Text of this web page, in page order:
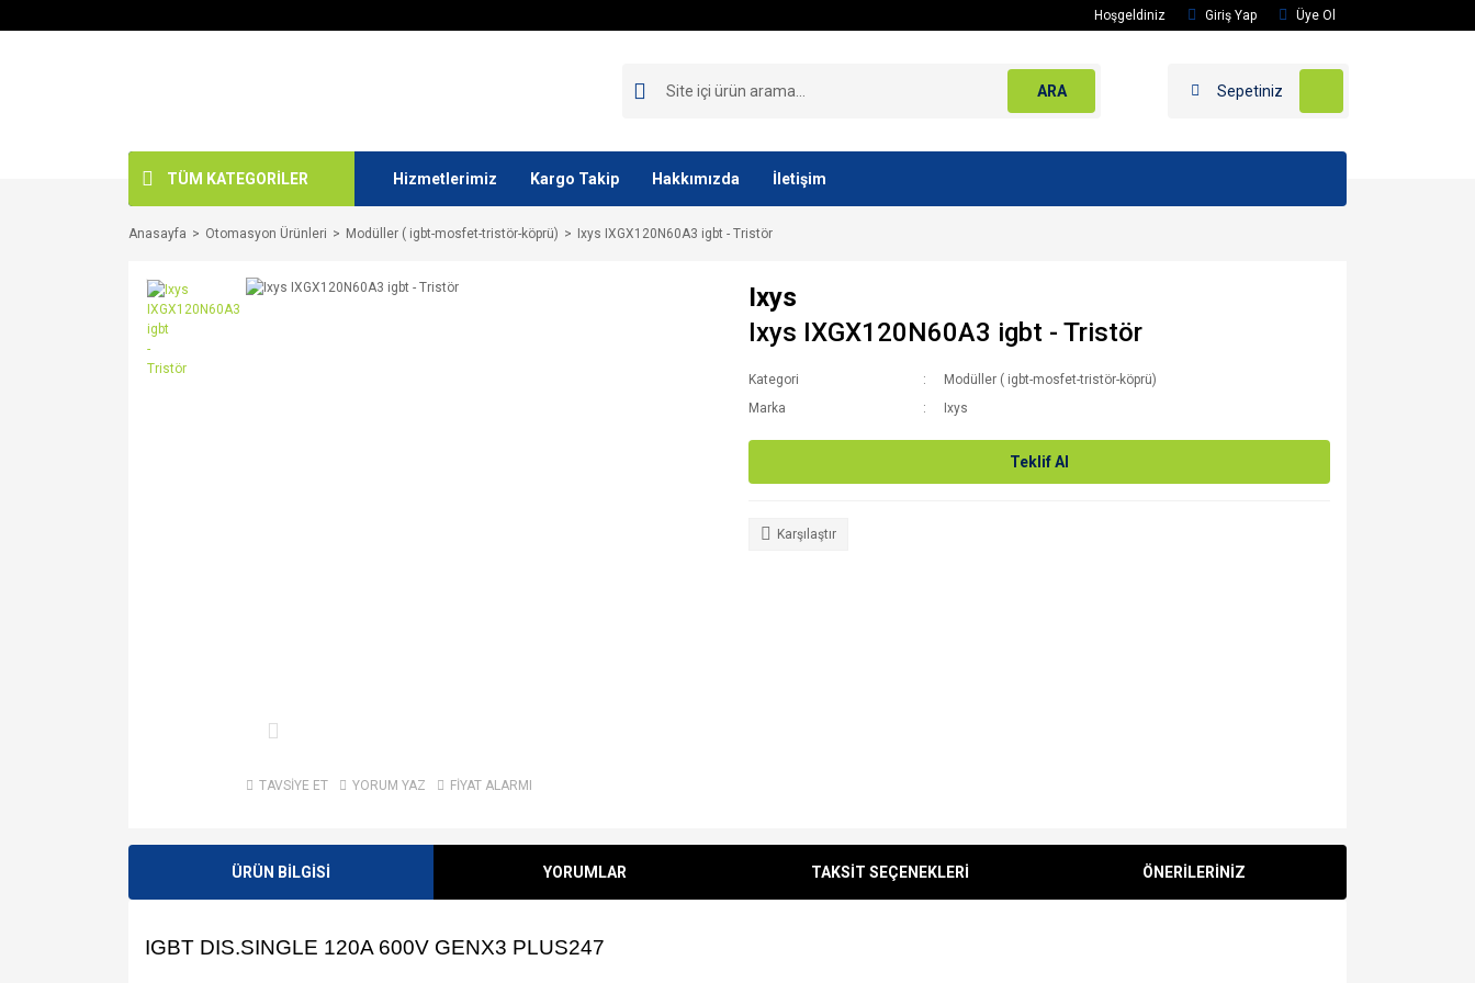
Hoşgeldiniz Giriş Yap Üye Ol
ARA Sepetiniz
TÜM KATEGORİLER Hizmetlerimiz Kargo Takip Hakkımızda İletişim
Anasayfa Otomasyon Ürünleri Modüller ( igbt-mosfet-tristör-köprü) Ixys IXGX120N60A3 igbt - Tristör
TAVSİYE ET YORUM YAZ FİYAT ALARMI
Ixys
Ixys IXGX120N60A3 igbt - Tristör
Kategori
Modüller ( igbt-mosfet-tristör-köprü)
Marka
Ixys
Teklif Al
Karşılaştır
ÜRÜN BİLGİSİ YORUMLAR TAKSİT SEÇENEKLERİ ÖNERİLERİNİZ
IGBT DIS.SINGLE 120A 600V GENX3 PLUS247